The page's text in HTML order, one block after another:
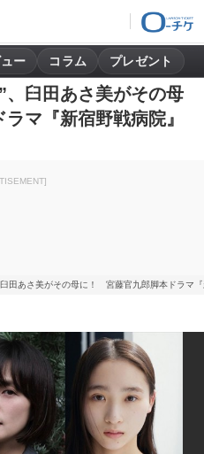
ー コラム プレゼント
、臼田あさ美がその母
マ『新宿野戦病院』
臼田あさ美がその母に！ 宮藤官九郎脚本ドラマ